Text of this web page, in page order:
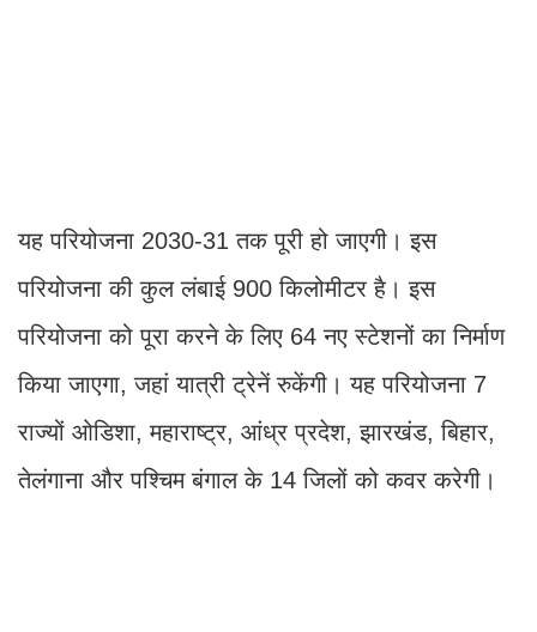
यह परियोजना 2030-31 तक पूरी हो जाएगी। इस
परियोजना की कुल लंबाई 900 किलोमीटर है। इस
परियोजना को पूरा करने के लिए 64 नए स्टेशनों का निर्माण
किया जाएगा, जहां यात्री ट्रेनें रुकेंगी। यह परियोजना 7
राज्यों ओडिशा, महाराष्ट्र, आंध्र प्रदेश, झारखंड, बिहार,
तेलंगाना और पश्चिम बंगाल के 14 जिलों को कवर करेगी।